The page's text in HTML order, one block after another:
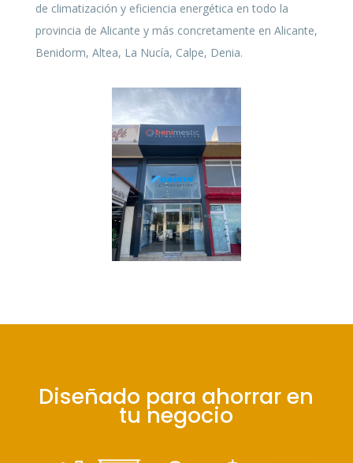
de climatización y eficiencia energética en todo la
provincia de Alicante y más concretamente en Alicante,
Benidorm, Altea, La Nucía, Calpe, Denia.
Diseñado para ahorrar en
tu negocio